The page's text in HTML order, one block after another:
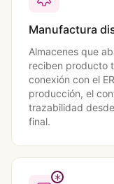
Manufactura
Almacenes que
reciben producto
conexión con el
producción, el
trazabilidad
final.